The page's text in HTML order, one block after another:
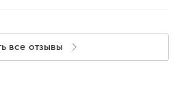
все отзывы